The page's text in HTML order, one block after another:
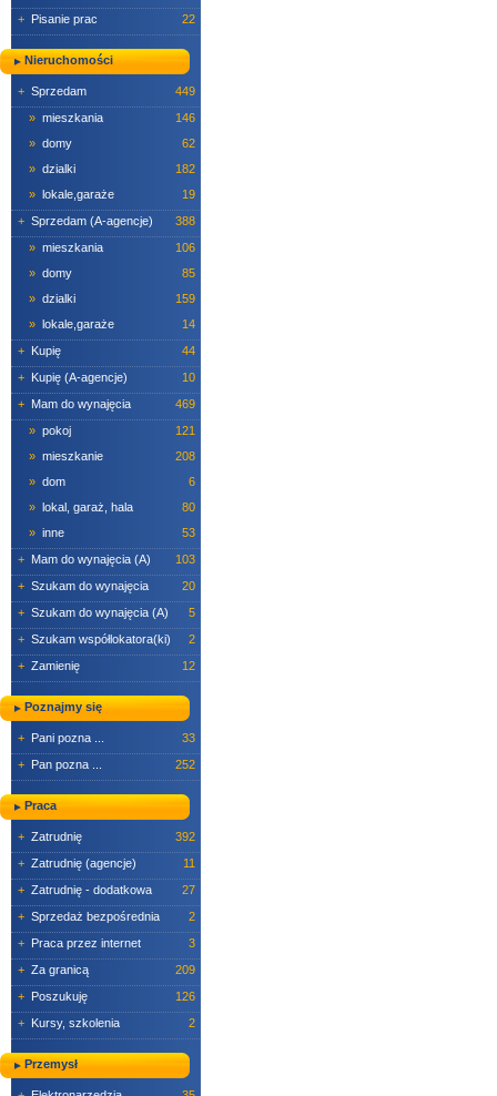
+ Pisanie prac 22
Nieruchomości
+ Sprzedam
449
» mieszkania
146
» domy
62
» dzialki
182
» lokale,garaże
19
+ Sprzedam (A-agencje)
388
» mieszkania
106
» domy
85
» dzialki
159
» lokale,garaże
14
+ Kupię
44
+ Kupię (A-agencje)
10
+ Mam do wynajęcia
469
» pokoj
121
» mieszkanie
208
» dom
6
» lokal, garaż, hala
80
» inne
53
+ Mam do wynajęcia (A)
103
+ Szukam do wynajęcia
20
+ Szukam do wynajęcia (A)
5
+ Szukam współlokatora(ki)
2
+ Zamienię 12
Poznajmy się
+ Pani pozna ...
33
+ Pan pozna ... 252
Praca
+ Zatrudnię
392
+ Zatrudnię (agencje)
11
+ Zatrudnię - dodatkowa
27
+ Sprzedaż bezpośrednia
2
+ Praca przez internet
3
+ Za granicą
209
+ Poszukuję
126
+ Kursy, szkolenia 2
Przemysł